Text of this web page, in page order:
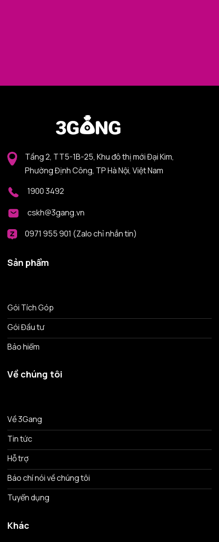
Tầng 2, TT5-1B-25, Khu đô thị mới Đại Kim,
Phường Định Công, TP Hà Nội, Việt Nam
1900 3492
cskh@3gang.vn
0971 955 901 (Zalo chỉ nhắn tin)
Sản phẩm
Gói Tích Góp
Gói Đầu tư
Bảo hiểm
Về chúng tôi
Về 3Gang
Tin tức
Hỗ trợ
Báo chí nói về chúng tôi
Tuyển dụng
Khác